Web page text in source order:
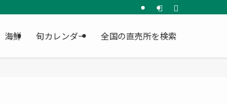
海鮮 旬カレンダー 全国の直売所を検索